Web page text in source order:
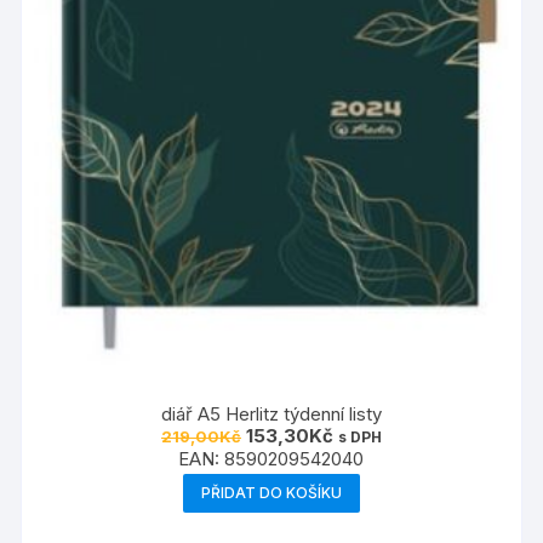
diář A5 Herlitz týdenní listy
219,00Kč Původní
cena
byla:
219,00Kč.
153,30KčAktuální
cena
je:
153,30Kč.
s DPH
EAN:8590209542040
PŘIDAT DO KOŠÍKU